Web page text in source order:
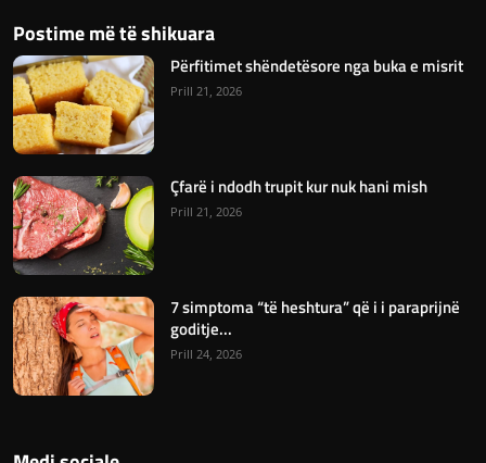
Postime më të shikuara
Përfitimet shëndetësore nga buka e misrit
Prill 21, 2026
Çfarë i ndodh trupit kur nuk hani mish
Prill 21, 2026
7 simptoma “të heshtura” që i i paraprijnë
goditje...
Prill 24, 2026